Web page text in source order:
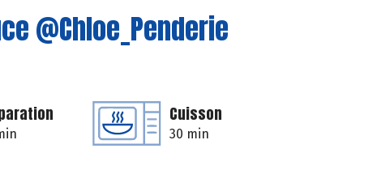
@Chloe_Penderie
Cuisson
30 min